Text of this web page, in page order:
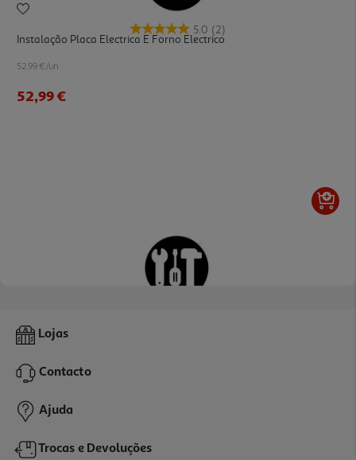
5.0 (2)
Instalação Placa Electrica E Forno Electrico
52.99 €/un
52,99 €
Tamponamento De Alimentação A Gás
29,99 €
Lojas
Contacto
Ajuda
Trocas e Devoluções